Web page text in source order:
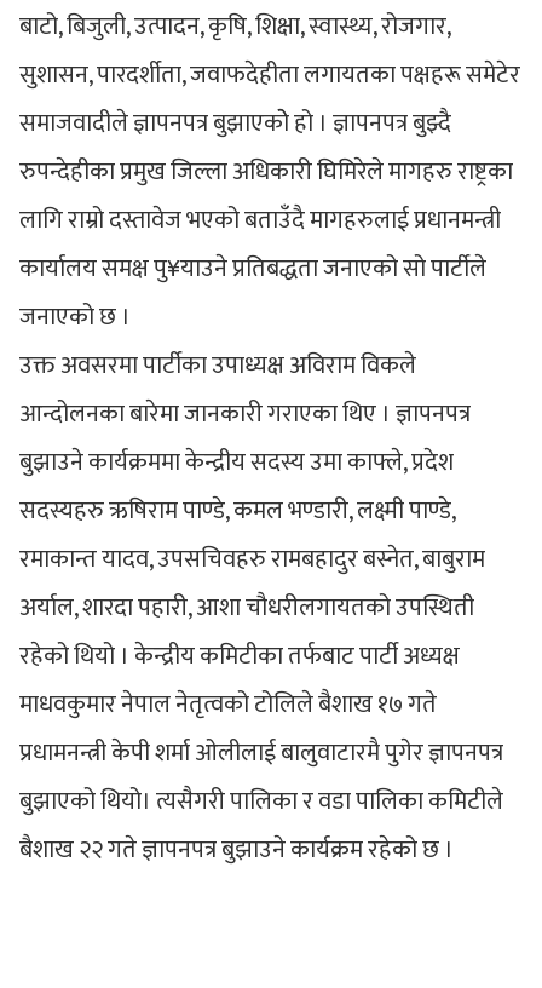
बाटो, बिजुली, उत्पादन, कृषि, शिक्षा, स्वास्थ्य, रोजगार,
सुशासन, पारदर्शीता, जवाफदेहीता लगायतका पक्षहरू समेटेर
समाजवादीले ज्ञापनपत्र बुझाएकोे हो । ज्ञापनपत्र बुझ्दै
रुपन्देहीका प्रमुख जिल्ला अधिकारी घिमिरेले मागहरु राष्ट्रका
लागि राम्रो दस्तावेज भएको बताउँदै मागहरुलाई प्रधानमन्त्री
कार्यालय समक्ष पु¥याउने प्रतिबद्धता जनाएको सो पार्टीले
जनाएको छ ।
उक्त अवसरमा पार्टीका उपाध्यक्ष अविराम विकले
आन्दोलनका बारेमा जानकारी गराएका थिए । ज्ञापनपत्र
बुझाउने कार्यक्रममा केन्द्रीय सदस्य उमा काफ्ले, प्रदेश
सदस्यहरु ऋषिराम पाण्डे, कमल भण्डारी, लक्ष्मी पाण्डे,
रमाकान्त यादव, उपसचिवहरु रामबहादुर बस्नेत, बाबुराम
अर्याल, शारदा पहारी, आशा चौधरीलगायतको उपस्थिती
रहेको थियो । केन्द्रीय कमिटीका तर्फबाट पार्टी अध्यक्ष
माधवकुमार नेपाल नेतृत्वको टोलिले बैशाख १७ गते
प्रधामनन्त्री केपी शर्मा ओलीलाई बालुवाटारमै पुगेर ज्ञापनपत्र
बुझाएको थियो। त्यसैगरी पालिका र वडा पालिका कमिटीले
बैशाख २२ गते ज्ञापनपत्र बुझाउने कार्यक्रम रहेको छ ।